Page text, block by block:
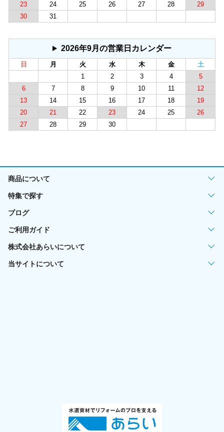
23
24 25 26 27 28
29
30
31
2026年9月の営業日カレンダー
日 月 火 水 木 金
土
1
2 3 4
5
6
7 8 9 10 11
12
13
14 15 16 17 18
19
20
21 22 23 24 25
26
27
28 29 30
商品について
特集で探す
ブログ
ご利用ガイド
株式会社あらいについて
当サイトについて